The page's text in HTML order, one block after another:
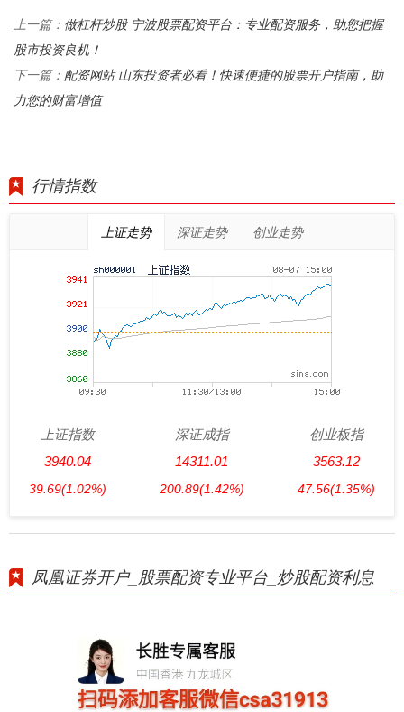
上一篇： 做杠杆炒股 宁波股票配资平台：专业配资服务，助您把握
股市投资良机！
下一篇： 配资网站 山东投资者必看！快速便捷的股票开户指南，助
力您的财富增值
行情指数
上证走势 深证走势 创业走势
上证指数
3940.04
39.69(1.02%)
深证成指
14311.01
200.89(1.42%)
创业板指
3563.12
47.56(1.35%)
凤凰证券开户_股票配资专业平台_炒股配资利息